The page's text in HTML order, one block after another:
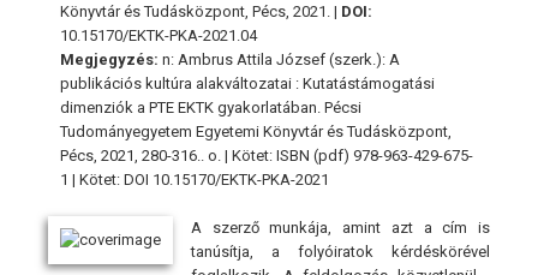
Könyvtár és Tudásközpont, Pécs, 2021. | DOI:
10.15170/EKTK-PKA-2021.04
Megjegyzés: n: Ambrus Attila József (szerk.): A
publikációs kultúra alakváltozatai : Kutatástámogatási
dimenziók a PTE EKTK gyakorlatában. Pécsi
Tudományegyetem Egyetemi Könyvtár és Tudásközpont,
Pécs, 2021, 280-316.. o. | Kötet: ISBN (pdf) 978-963-429-675-
1 | Kötet: DOI 10.15170/EKTK-PKA-2021
A szerző munkája, amint azt a cím is
tanúsítja, a folyóiratok kérdéskörével